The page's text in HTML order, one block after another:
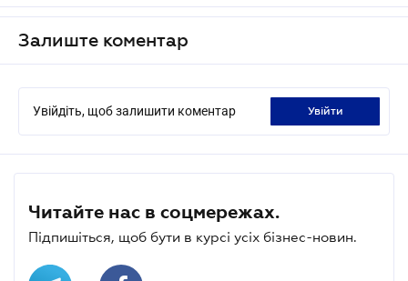
Залиште коментар
Увійдіть, щоб залишити коментар увійти
Читайте нас в соцмережах.
Підпишіться, щоб бути в курсі усіх бізнес-новин.